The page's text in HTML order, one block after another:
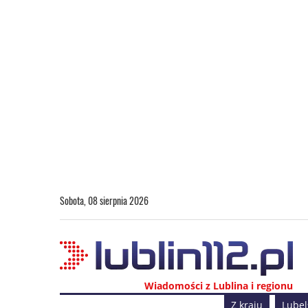
Sobota, 08 sierpnia 2026
Wiadomości z Lublina i regionu
Z kraju